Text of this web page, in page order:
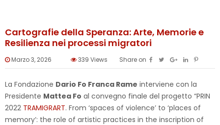
Cartografie della Speranza: Arte, Memorie e
Resilienza nei processi migratori
Marzo 3, 2026 339 Views Share on
La Fondazione Dario Fo Franca Rame interviene con la
Presidente Mattea Fo al convegno finale del progetto “PRIN
2022 TRAMIGRART. From ‘spaces of violence’ to ‘places of
memory’: the role of artistic practices in the inscription of